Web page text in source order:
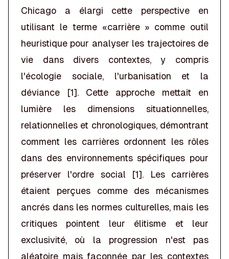
Chicago a élargi cette perspective en
utilisant le terme «carrière » comme outil
heuristique pour analyser les trajectoires de
vie dans divers contextes, y compris
l'écologie sociale, l'urbanisation et la
déviance [1]. Cette approche mettait en
lumière les dimensions situationnelles,
relationnelles et chronologiques, démontrant
comment les carrières ordonnent les rôles
dans des environnements spécifiques pour
préserver l'ordre social [1]. Les carrières
étaient perçues comme des mécanismes
ancrés dans les normes culturelles, mais les
critiques pointent leur élitisme et leur
exclusivité, où la progression n'est pas
aléatoire mais façonnée par les contextes